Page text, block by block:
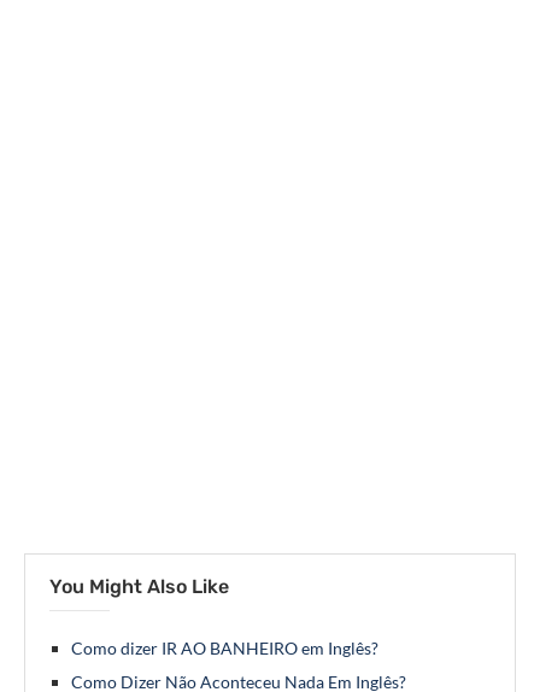
You Might Also Like
Como dizer IR AO BANHEIRO em Inglês?
Como Dizer Não Aconteceu Nada Em Inglês?